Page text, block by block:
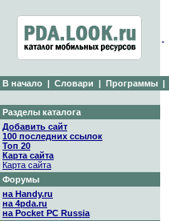
В начало | Словари | Программы |
Разделы каталога
Добавить сайт
100 последних ссылок
Топ 20
Карта сайта
Карта сайта
Форумы
на Handy.ru
на 4pda.ru
на Pocket PC Russia